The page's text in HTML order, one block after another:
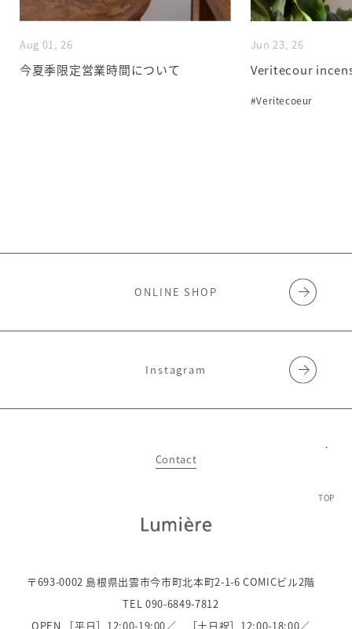
Aug 01, 26
今夏季限定営業時間について
Jun 23, 26
Veritecour
#Veritecoeur
TOP
ONLINE SHOP
Instagram
Contact
〒693-0002 島根県出雲市今市町北本町2-1-6 COMICビル2階
TEL 090-6849-7812
OPEN ［平日］12:00-19:00／
［土日祝］12:00-18:00／